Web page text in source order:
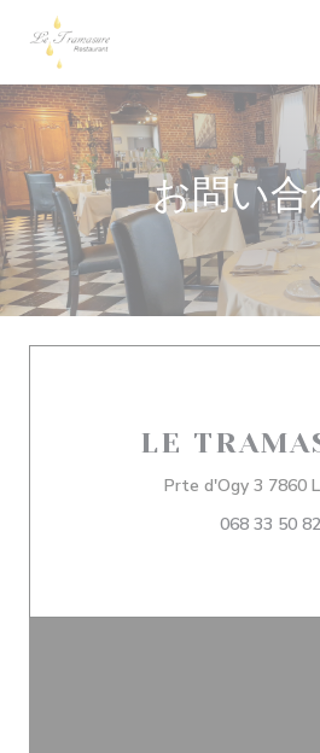
クッキー利用の管理について
お問い合
LE
Prte d'Ogy 3 7860
068 33 50 82